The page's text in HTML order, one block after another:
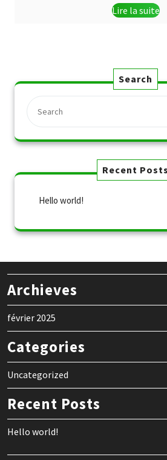
Lire la suite
Search
Recent Posts
Hello world!
Archieves
février 2025
Categories
Uncategorized
Recent Posts
Hello world!